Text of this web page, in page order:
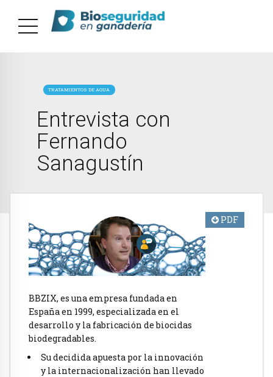
TRATAMIENTOS DE AGUA
Entrevista con
Fernando
Sanagustín
PDF
BBZIX, es una empresa fundada en
España en 1999, especializada en el
desarrollo y la fabricación de biocidas
biodegradables.
Su decidida apuesta por la innovación
y la internacionalización han llevado